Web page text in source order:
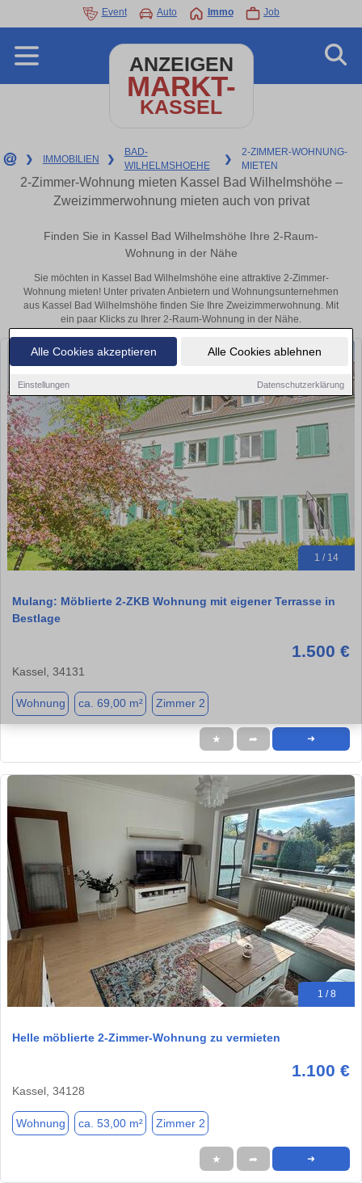
Alle Cookies akzeptieren Alle Cookies ablehnen
Einstellungen Datenschutzerklärung
Event Auto Immo Job
ANZEIGEN
MARKT-
KASSEL
❯ IMMOBILIEN ❯
BAD-
WILHELMSHOEHE
❯
2-ZIMMER-WOHNUNG-
MIETEN
2-Zimmer-Wohnung mieten Kassel Bad Wilhelmshöhe –
Zweizimmerwohnung mieten auch von privat
Finden Sie in Kassel Bad Wilhelmshöhe Ihre 2-Raum-
Wohnung in der Nähe
Sie möchten in Kassel Bad Wilhelmshöhe eine attraktive 2-Zimmer-
Wohnung mieten! Unter privaten Anbietern und Wohnungsunternehmen
aus Kassel Bad Wilhelmshöhe finden Sie Ihre Zweizimmerwohnung. Mit
ein paar Klicks zu Ihrer 2-Raum-Wohnung in der Nähe.
1 / 14
Mulang: Möblierte 2-ZKB Wohnung mit eigener Terrasse in
Bestlage
1.500 €
Kassel, 34131
Wohnung ca. 69,00 m² Zimmer 2
★ ➦ ➜
1 / 8
Helle möblierte 2-Zimmer-Wohnung zu vermieten
1.100 €
Kassel, 34128
Wohnung ca. 53,00 m² Zimmer 2
★ ➦ ➜